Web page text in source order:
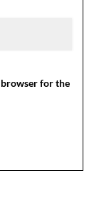
browser for the